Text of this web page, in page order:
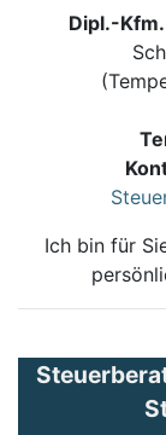
Dipl.-
Ich bin für